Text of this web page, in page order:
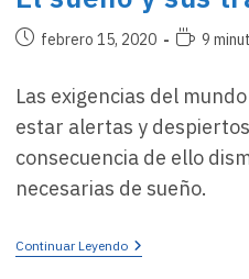
Publicación
entrada:
febrero 15, 2020
Tiempo
lectura:
9
Las exigencias del
estar alertas y
consecuencia de ello
necesarias de sueño.
Continuar LeyendoEl
Sueño